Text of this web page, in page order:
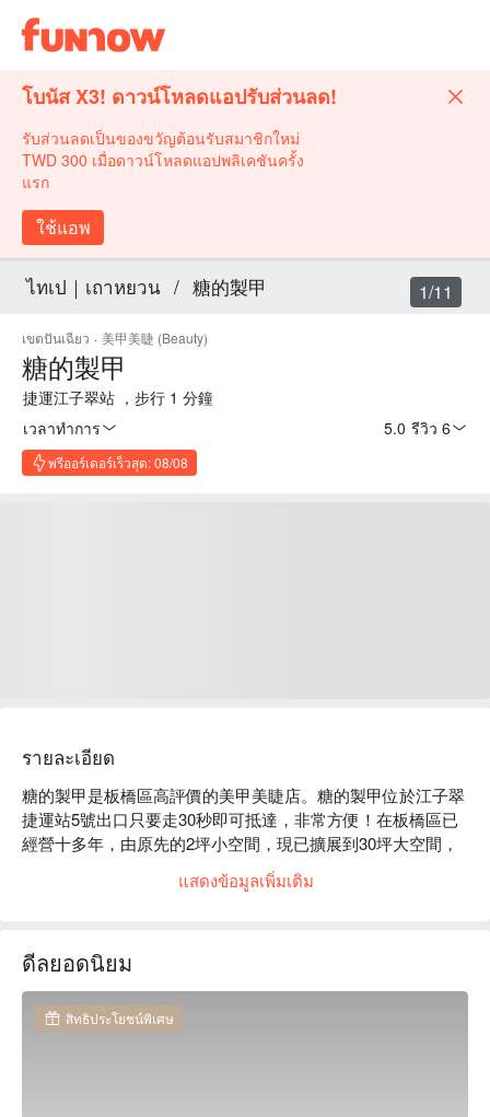
โบนัส X3! ดาวน์โหลดแอปรับส่วนลด!
รับส่วนลดเป็นของขวัญต้อนรับสมาชิกใหม่
TWD 300 เมื่อดาวน์โหลดแอปพลิเคชันครั้ง
แรก
ใช้แอพ
ไทเป｜เถาหยวน / 糖的製甲
เขตปันเฉียว · 美甲美睫 (Beauty)
糖的製甲
捷運江子翠站 ，步行 1 分鐘
เวลาทำการ
5.0 รีวิว 6
พรีออร์เดอร์เร็วสุด: 08/08
1/11
รายละเอียด
糖的製甲是板橋區高評價的美甲美睫店。糖的製甲位於江子翠
捷運站5號出口只要走30秒即可抵達，非常方便！在板橋區已
經營十多年，由原先的2坪小空間，現已擴展到30坪大空間，
只為了提供給顧客更大更舒適的空間。本店技術師專業及用心
的服務，常受顧客肯定且口耳相傳，本店已累積相當多的忠實
糖的製甲服務：我們提供手足凝膠、手足保養、人造甲修正、
美睫、霧眉、霧唇、除毛等服務
糖的製甲推薦：為求給顧客帶來更多更好更專業的服務品質，
店內技術師經長期培訓與固定進修，持續給顧客最嶄新的手
แสดงข้อมูลเพิ่มเติม
ดีลยอดนิยม
สิทธิประโยชน์พิเศษ